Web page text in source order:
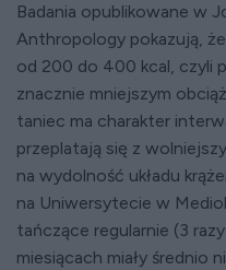
Badania opublikowane w
Anthropology pokazują,
od 200 do 400 kcal, czyli
znacznie mniejszym
taniec ma charakter
przeplatają się z
na wydolność układu
na Uniwersytecie w
tańczące regularnie (3
miesiącach miały średnio